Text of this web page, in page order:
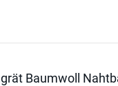
Baumwoll